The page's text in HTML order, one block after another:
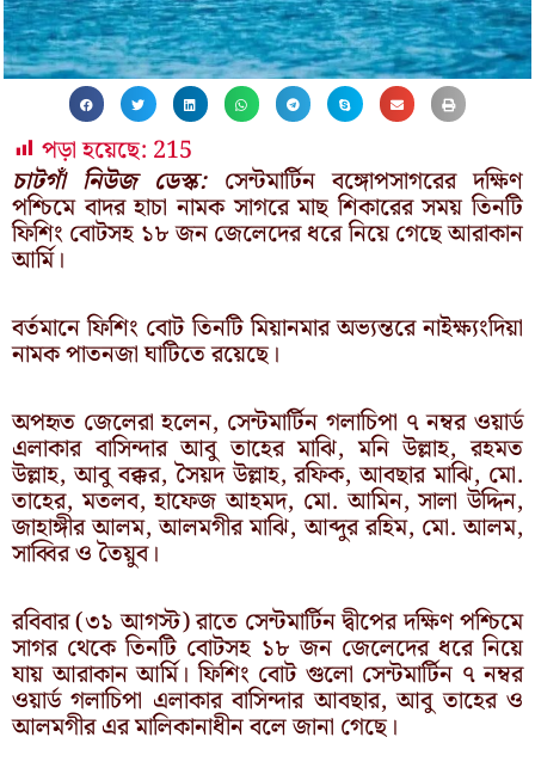
পড়া হয়েছে: 215
চাটগাঁ নিউজ ডেস্ক: সেন্টমার্টিন বঙ্গোপসাগরের দক্ষিণ
পশ্চিমে বাদর হাচা নামক সাগরে মাছ শিকারের সময় তিনটি
ফিশিং বোটসহ ১৮ জন জেলেদের ধরে নিয়ে গেছে আরাকান
আর্মি।
বর্তমানে ফিশিং বোট তিনটি মিয়ানমার অভ্যন্তরে নাইক্ষ্যংদিয়া
নামক পাতনজা ঘাটিতে রয়েছে।
অপহৃত জেলেরা হলেন, সেন্টমার্টিন গলাচিপা ৭ নম্বর ওয়ার্ড
এলাকার বাসিন্দার আবু তাহের মাঝি, মনি উল্লাহ, রহমত
উল্লাহ, আবু বক্কর, সৈয়দ উল্লাহ, রফিক, আবছার মাঝি, মো.
তাহের, মতলব, হাফেজ আহমদ, মো. আমিন, সালা উদ্দিন,
জাহাঙ্গীর আলম, আলমগীর মাঝি, আব্দুর রহিম, মো. আলম,
সাব্বির ও তৈয়ুব।
রবিবার (৩১ আগস্ট) রাতে সেন্টমার্টিন দ্বীপের দক্ষিণ পশ্চিমে
সাগর থেকে তিনটি বোটসহ ১৮ জন জেলেদের ধরে নিয়ে
যায় আরাকান আর্মি। ফিশিং বোট গুলো সেন্টমার্টিন ৭ নম্বর
ওয়ার্ড গলাচিপা এলাকার বাসিন্দার আবছার, আবু তাহের ও
আলমগীর এর মালিকানাধীন বলে জানা গেছে।